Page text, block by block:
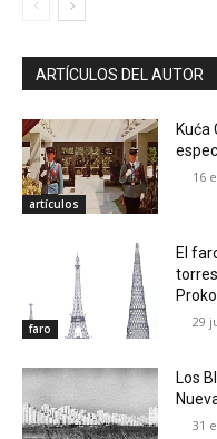
ARTÍCULOS DEL AUTOR
artículos
Kuća
16
faro
El
29
Los
31